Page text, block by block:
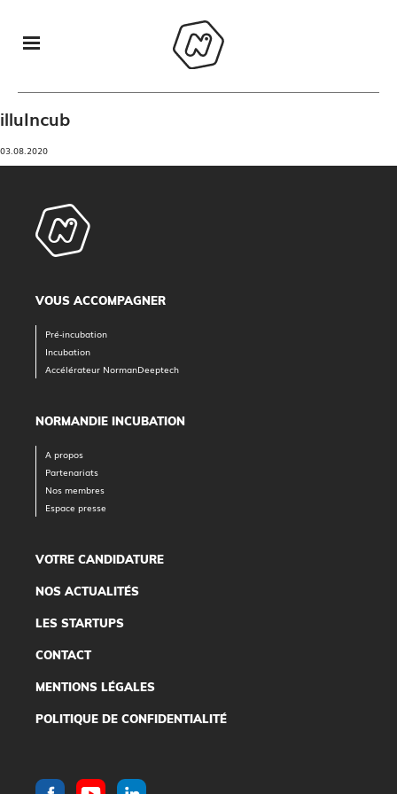
illuIncub
03.08.2020
VOUS ACCOMPAGNER
Pré-incubation
Incubation
Accélérateur NormanDeeptech
NORMANDIE INCUBATION
A propos
Partenariats
Nos membres
Espace presse
VOTRE CANDIDATURE
NOS ACTUALITÉS
LES STARTUPS
CONTACT
MENTIONS LÉGALES
POLITIQUE DE CONFIDENTIALITÉ